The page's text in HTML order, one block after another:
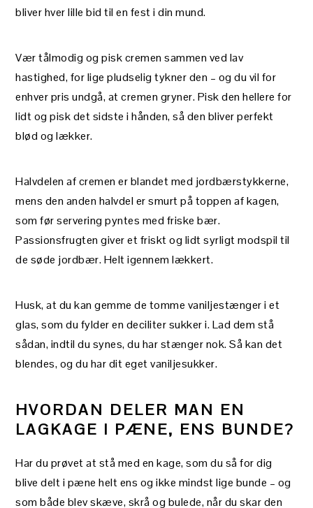
bliver hver lille bid til en fest i din mund.
Vær tålmodig og pisk cremen sammen ved lav
hastighed, for lige pludselig tykner den – og du vil for
enhver pris undgå, at cremen gryner. Pisk den hellere for
lidt og pisk det sidste i hånden, så den bliver perfekt
blød og lækker.
Halvdelen af cremen er blandet med jordbærstykkerne,
mens den anden halvdel er smurt på toppen af kagen,
som før servering pyntes med friske bær.
Passionsfrugten giver et friskt og lidt syrligt modspil til
de søde jordbær. Helt igennem lækkert.
Husk, at du kan gemme de tomme vaniljestænger i et
glas, som du fylder en deciliter sukker i. Lad dem stå
sådan, indtil du synes, du har stænger nok. Så kan det
blendes, og du har dit eget vaniljesukker.
HVORDAN DELER MAN EN
LAGKAGE I PÆNE, ENS BUNDE?
Har du prøvet at stå med en kage, som du så for dig
blive delt i pæne helt ens og ikke mindst lige bunde – og
som både blev skæve, skrå og bulede, når du skar den